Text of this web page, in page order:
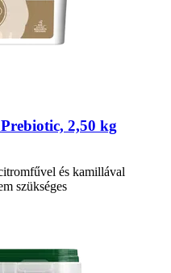
2,50 kg
és kamillával
szükséges